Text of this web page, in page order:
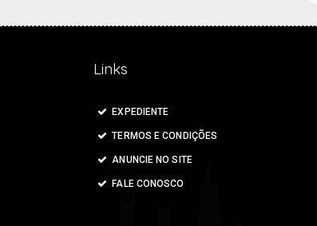
Links
EXPEDIENTE
TERMOS E CONDIÇÕES
ANUNCIE NO SITE
FALE CONOSCO